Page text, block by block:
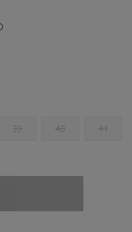
39 40 41